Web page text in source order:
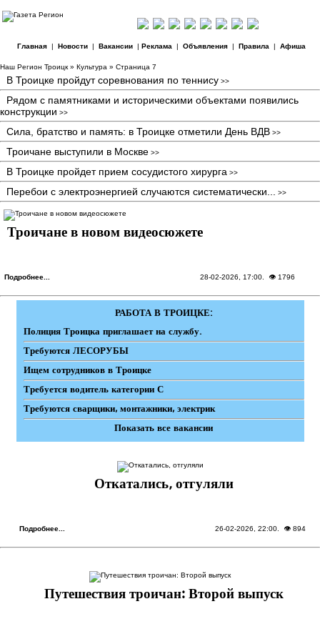
Главная| Новости| Вакансии| Реклама | Объявления| Правила | Афиша
Наш Регион Троицк » Культура » Страница 7
В Троицке пройдут соревнования по теннису >>
Рядом с памятниками и историческими объектами появились
конструкции >>
Сила, братство и память: в Троицке отметили День ВДВ >>
Троичане выступили в Москве >>
В Троицке пройдет прием сосудистого хирурга >>
Перебои с электроэнергией случаются систематически... >>
Троичане в новом видеосюжете
Подробнее... 28-02-2026, 17:00 . 👁 1796
РАБОТА В ТРОИЦКЕ:
Полиция Троицка приглашает на службу.
Требуются ЛЕСОРУБЫ
Ищем сотрудников в Троицке
Требуется водитель категории С
Требуются сварщики, монтажники, электрик
Показать все вакансии
Откатались, отгуляли
Подробнее... 26-02-2026, 22:00. 👁 894
Путешествия троичан: Второй выпуск